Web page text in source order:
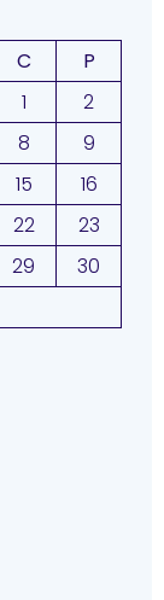
C
P
1
2
8
9
15
16
22
23
29
30